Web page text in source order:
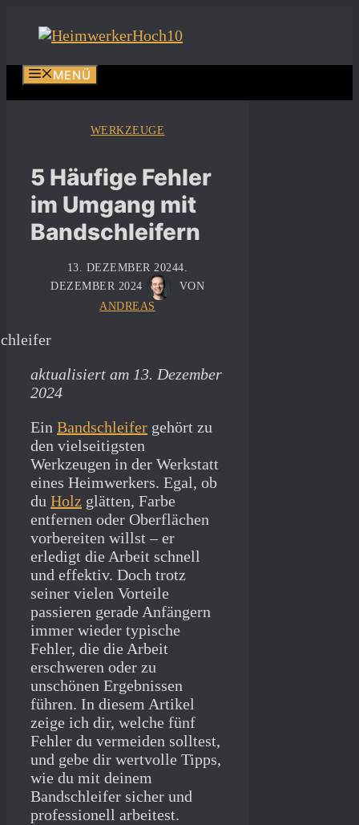
Inhalt
MENÜ
WERKZEUGE
5 Häufige Fehler
im Umgang mit
Bandschleifern
13. DEZEMBER 20244.
DEZEMBER 2024
VON
ANDREAS
aktualisiert am 13. Dezember
2024
Ein Bandschleifer gehört zu
den vielseitigsten
Werkzeugen in der Werkstatt
eines Heimwerkers. Egal, ob
du Holz glätten, Farbe
entfernen oder Oberflächen
vorbereiten willst – er
erledigt die Arbeit schnell
und effektiv. Doch trotz
seiner vielen Vorteile
passieren gerade Anfängern
immer wieder typische
Fehler, die die Arbeit
erschweren oder zu
unschönen Ergebnissen
führen. In diesem Artikel
zeige ich dir, welche fünf
Fehler du vermeiden solltest,
und gebe dir wertvolle Tipps,
wie du mit deinem
Bandschleifer sicher und
professionell arbeitest.